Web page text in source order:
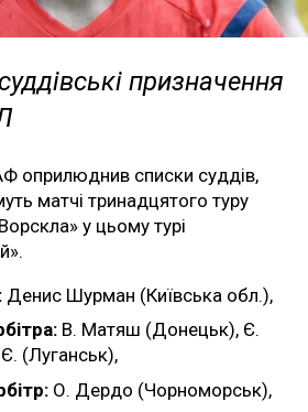
призначення
оприлюднив списки суддів,
матчі тринадцятого туру
у цьому турі
Денис Шурман (Київська обл.),
В. Матяш (Донецьк), Є.
(Луганськ),
О. Дердо (Чорноморськ),